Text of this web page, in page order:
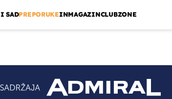
SADPREPORUKEINMAGAZINCLUBZONE